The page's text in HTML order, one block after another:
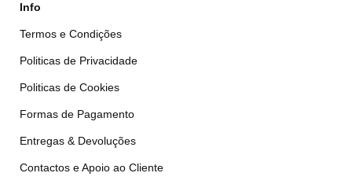
Info
Termos e Condições
Politicas de Privacidade
Politicas de Cookies
Formas de Pagamento
Entregas & Devoluções
Contactos e Apoio ao Cliente